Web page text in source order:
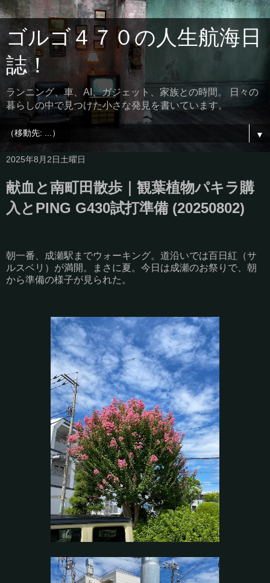
ゴルゴ４７０の人生航海日
誌！
ランニング、車、AI、ガジェット、家族との時間。 日々の
暮らしの中で見つけた小さな発見を書いています。
▼
2025年8月2日土曜日
献血と南町田散歩｜観葉植物パキラ購
入とPING G430試打準備 (20250802)
朝一番、成瀬駅までウォーキング。道沿いでは百日紅（サ
ルスベリ）が満開。まさに夏。今日は成瀬のお祭りで、朝
から準備の様子が見られた。